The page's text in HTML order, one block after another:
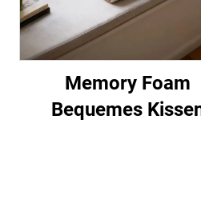
Memory Foam
Bequemes